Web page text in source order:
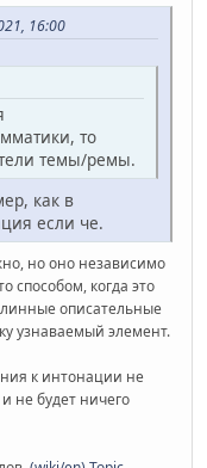
16:00
то
темы/ремы.
как в
если че.
но оно независимо
способом, когда это
описательные
узнаваемый элемент.
к интонации не
не будет ничего